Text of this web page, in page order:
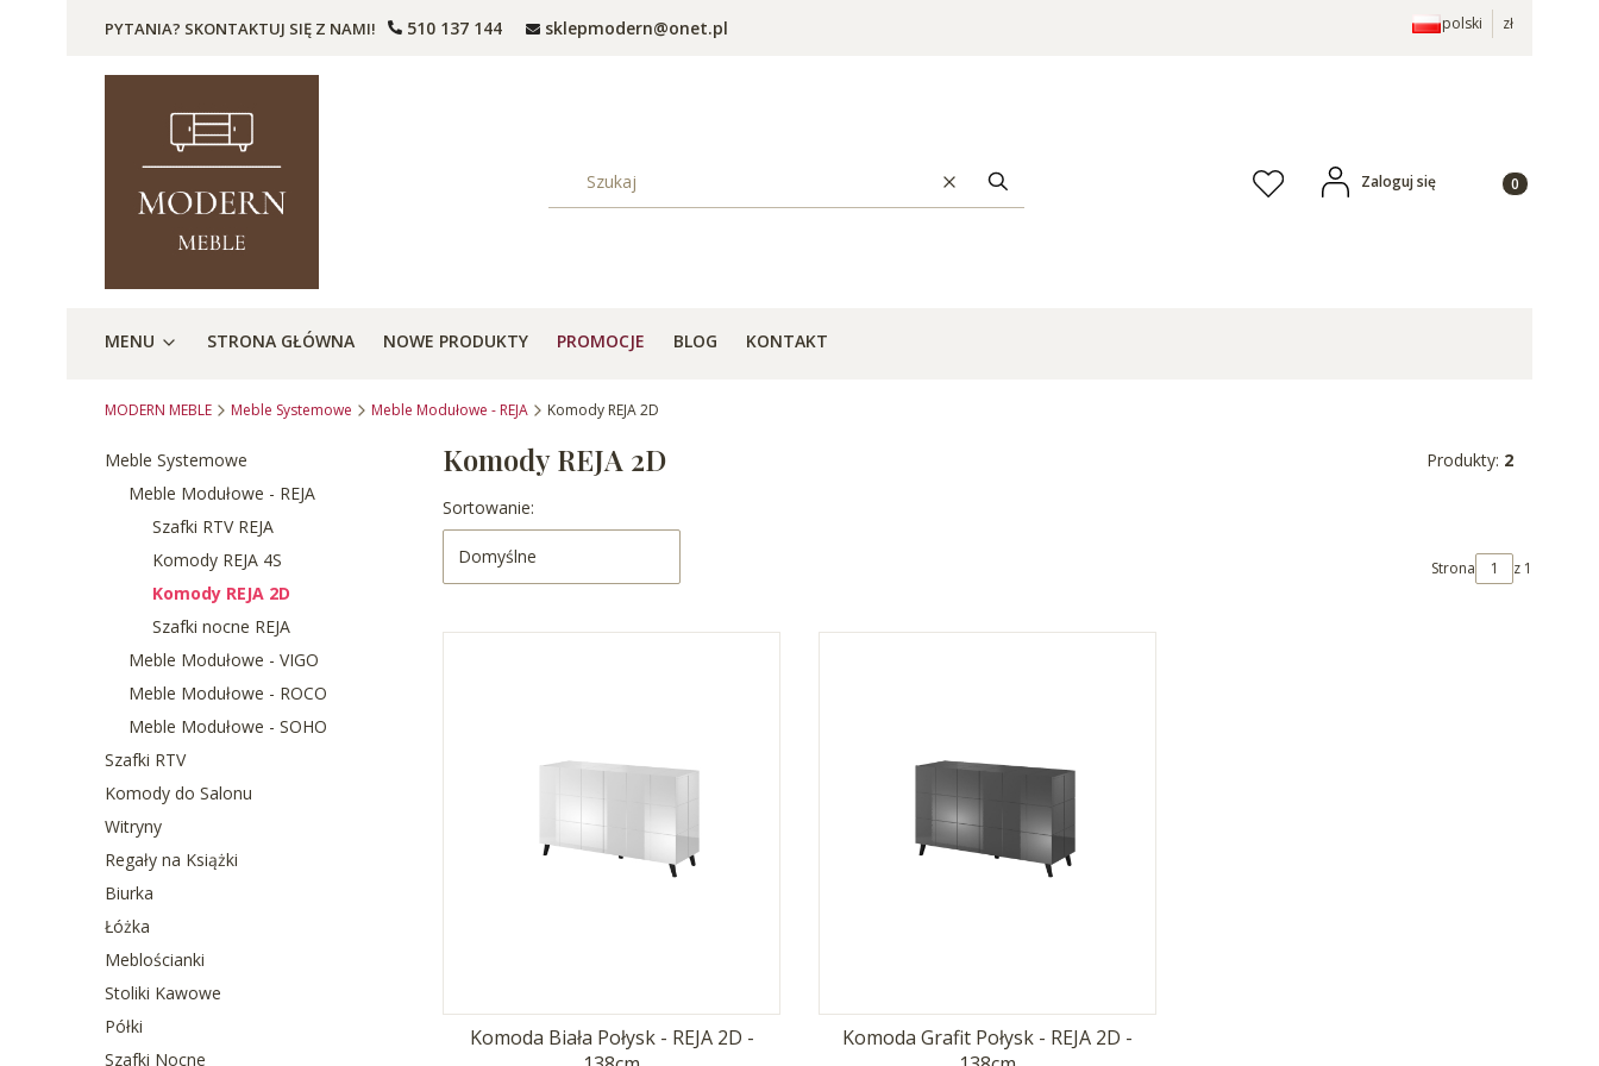
PYTANIA? SKONTAKTUJ SIĘ Z NAMI! 510 137 144 sklepmodern@onet.pl polski zł
WyczyśćSzukaj Ulubione Zaloguj się Produkty w
MENU STRONA GŁÓWNA NOWE PRODUKTY PROMOCJE BLOG KONTAKT
MODERN MEBLE Meble Systemowe Meble Modułowe - REJA Komody REJA 2D
Meble Systemowe
Meble Modułowe - REJA
Szafki RTV REJA
Komody REJA 4S
Komody REJA 2D
Szafki nocne REJA
Meble Modułowe - VIGO
Meble Modułowe - ROCO
Meble Modułowe - SOHO
Szafki RTV
Komody do Salonu
Witryny
Regały na Książki
Biurka
Łóżka
Meblościanki
Stoliki Kawowe
Półki
Szafki Nocne
Komody REJA 2D Produkty: 2
Lista produktów
Sortowanie:
Domyślne
Strona z 1
Komoda Biała Połysk - REJA 2D -
Komoda Grafit Połysk - REJA 2D -